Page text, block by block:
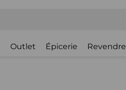
Outlet Épicerie Revendre